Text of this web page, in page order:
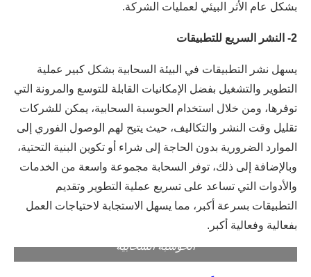
بشكل عام الأثر البيئي لعمليات الشركة.
2- النشر السريع للتطبيقات
يسهل نشر التطبيقات في البيئة السحابية بشكل كبير عملية
التطوير والتشغيل بفضل الإمكانيات القابلة للتوسع والمرونة التي
توفرها، ومن خلال استخدام الحوسبة السحابية، يمكن للشركات
تقليل وقت النشر والتكاليف، حيث يتيح لهم الوصول الفوري إلى
الموارد الضرورية بدون الحاجة إلى شراء أو تكوين البنية التحتية،
وبالإضافة إلى ذلك، توفر السحابة مجموعة واسعة من الخدمات
والأدوات التي تساعد على تسريع عملية التطوير وتقديم
التطبيقات بسرعة أكبر، مما يسهل الاستجابة لاحتياجات العمل
بفعالية وفعالية أكبر.
الحوسبة السحابية